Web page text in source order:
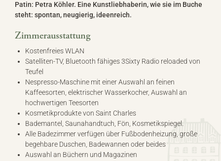
Patin: Petra Köhler. Eine Kunstliebhaberin, wie sie im Buche
steht: spontan, neugierig, ideenreich.
Zimmerausstattung
Kostenfreies WLAN
Satelliten-TV, Bluetooth fähiges 3Sixty Radio reloaded von
Teufel
Nespresso-Maschine mit einer Auswahl an feinen
Kaffeesorten, elektrischer Wasserkocher, Auswahl an
hochwertigen Teesorten
Kosmetikprodukte von Saint Charles
Bademantel, Saunahandtuch, Fön, Kosmetikspiegel.
Alle Badezimmer verfügen über Fußbodenheizung, große
begehbare Duschen, Badewannen oder beides
Auswahl an Büchern und Magazinen